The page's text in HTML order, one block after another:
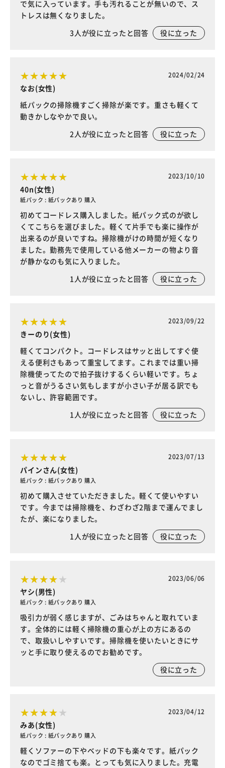
で気に入っています。手も汚れることが無いので、ス
トレスは無くなりました。
3人が役に立ったと回答 役に立った
2024/02/24
なお(女性)
紙パックの掃除機すごく掃除が楽です。重さも軽くて
動きかしなやかで良い。
2人が役に立ったと回答 役に立った
2023/10/10
40n(女性)
紙パック : 紙パックあり 購入
初めてコードレス購入しました。紙パック式のが欲し
くてこちらを選びました。軽くて片手でも楽に操作が
出来るのが良いですね。掃除機がけの時間が短くなり
ました。勤務先で使用している他メーカーの物より音
が静かなのも気に入りました。
1人が役に立ったと回答 役に立った
2023/09/22
きーのり(女性)
軽くてコンパクト。コードレスはサッと出してすぐ使
える便利さもあって重宝してます。これまでは重い掃
除機使ってたので拍子抜けするくらい軽いです。ちょ
っと音がうるさい気もしますが小さい子が居る訳でも
ないし、許容範囲です。
1人が役に立ったと回答 役に立った
2023/07/13
パインさん(女性)
紙パック : 紙パックあり 購入
初めて購入させていただきました。軽くて使いやすい
です。今までは掃除機を、わざわざ2階まで運んでまし
たが、楽になりました。
1人が役に立ったと回答 役に立った
2023/06/06
ヤシ(男性)
紙パック : 紙パックあり 購入
吸引力が弱く感じますが、ごみはちゃんと取れていま
す。全体的には軽く掃除機の重心が上の方にあるの
で、取扱いしやすいです。掃除機を使いたいときにサ
ッと手に取り使えるのでお勧めです。
役に立った
2023/04/12
みあ(女性)
紙パック : 紙パックあり 購入
軽くソファーの下やベッドの下も楽々です。紙パック
なのでゴミ捨ても楽。とっても気に入りました。充電